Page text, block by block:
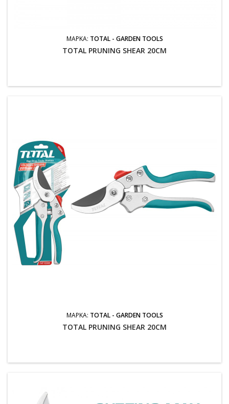
ΜΆΡΚΑ: TOTAL - GARDEN TOOLS
TOTAL PRUNING SHEAR 20CM
ΜΆΡΚΑ: TOTAL - GARDEN TOOLS
TOTAL PRUNING SHEAR 20CM